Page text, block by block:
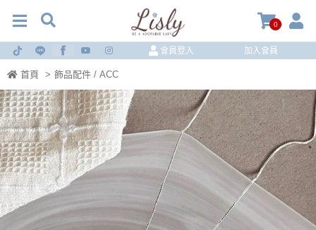
0
會員登入 加入會員
首頁 > 飾品配件 / ACC